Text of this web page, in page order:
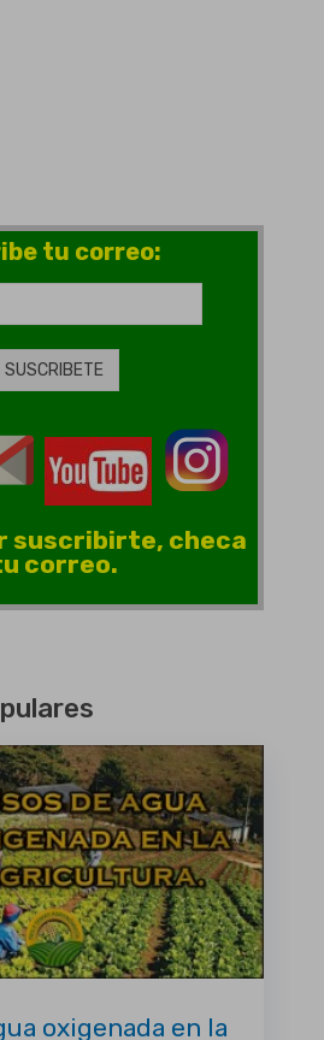
tu correo:
suscribirte, checa
correo.
oxigenada en la